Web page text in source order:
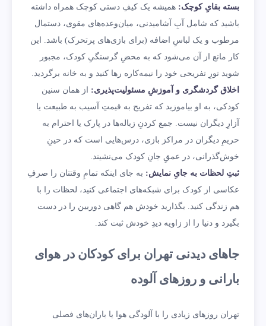
بسته بقایِ کوچک: همیشه یک کیفِ دستی کوچک همراه داشته
باشید که شامل آبِ آشامیدنی، میان‌وعده‌های مقوی، دستمال
مرطوب و یک لباسِ اضافه (برای بازی‌های پرتحرک) باشد. این
کار مانع از آن می‌شود که به محضِ گرسنگیِ کودک، مجبور
شوید تورِ تفریحی خود را نیمه‌کاره رها کنید و به خانه برگردید.
اخلاق گردشگری و آموزشِ مسئولیت‌پذیری: از همان سنین
کودکی، به او بیاموزید که تفریح به قیمتِ آسیب به طبیعت یا
آزارِ دیگران نیست. جمع کردنِ زباله‌ها در پارک یا احترام به
حریمِ دیگران در مراکز بازی، درس‌هایی است که در حینِ
خوش‌گذرانی، در عمقِ جانِ کودک می‌نشیند.
ثبتِ لحظات به جایِ نمایش: به جای اینکه تمامِ وقتتان را صرفِ
عکاسی از کودک برای شبکه‌های اجتماعی کنید، لحظات را با
هم زندگی کنید. بگذارید خودش هم گاهی دوربین را در دست
بگیرد و دنیا را از زاویه دیدِ خودش ثبت کند.
جاهای دیدنی تهران برای کودکان در هوای
بارانی و روزهای آلوده
تهران روزهای زیادی را با آلودگی هوا یا باران‌های فصلی